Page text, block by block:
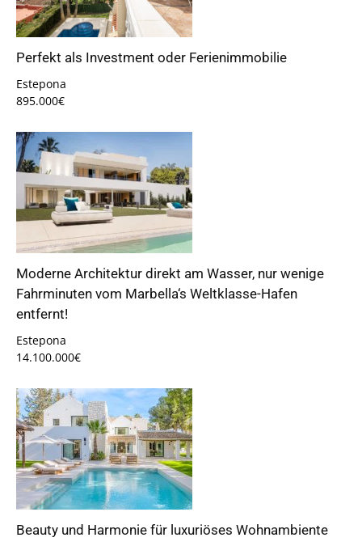
Perfekt als Investment oder Ferienimmobilie
Estepona
895.000€
Moderne Architektur direkt am Wasser, nur wenige
Fahrminuten vom Marbella‘s Weltklasse-Hafen
entfernt!
Estepona
14.100.000€
Beauty und Harmonie für luxuriöses Wohnambiente